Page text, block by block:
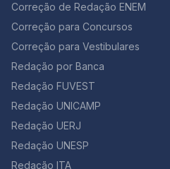
Correção de Redação ENEM
Correção para Concursos
Correção para Vestibulares
Redação por Banca
Redação FUVEST
Redação UNICAMP
Redação UERJ
Redação UNESP
Redação ITA